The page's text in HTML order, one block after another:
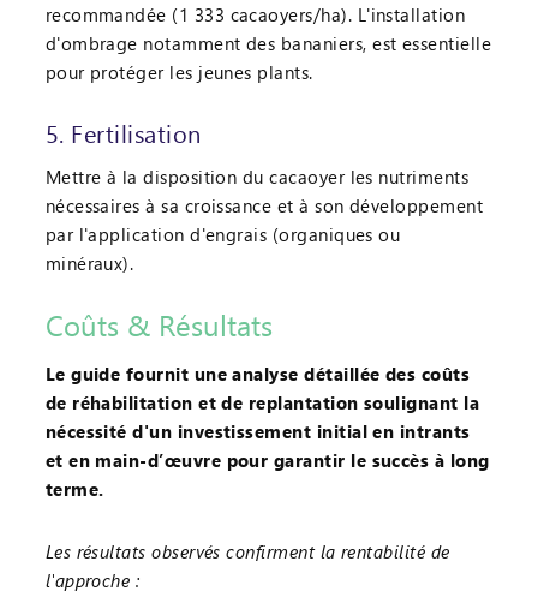
recommandée (1 333 cacaoyers/ha). L'installation
d'ombrage notamment des bananiers, est essentielle
pour protéger les jeunes plants.
5. Fertilisation
Mettre à la disposition du cacaoyer les nutriments
nécessaires à sa croissance et à son développement
par l'application d'engrais (organiques ou
minéraux).
Coûts & Résultats
Le guide fournit une analyse détaillée des coûts
de réhabilitation et de replantation soulignant la
nécessité d'un investissement initial en intrants
et en main-d’œuvre pour garantir le succès à long
terme.
Les résultats observés confirment la rentabilité de
l'approche :